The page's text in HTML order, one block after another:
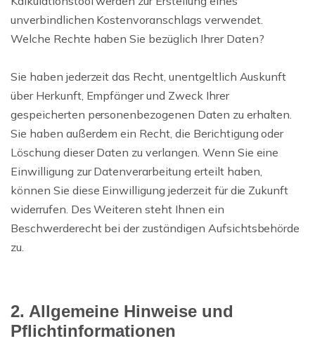
unverbindlichen Kostenvoranschlags verwendet.
Welche Rechte haben Sie bezüglich Ihrer Daten?
Sie haben jederzeit das Recht, unentgeltlich Auskunft
über Herkunft, Empfänger und Zweck Ihrer
gespeicherten personenbezogenen Daten zu erhalten.
Sie haben außerdem ein Recht, die Berichtigung oder
Löschung dieser Daten zu verlangen. Wenn Sie eine
Einwilligung zur Datenverarbeitung erteilt haben,
können Sie diese Einwilligung jederzeit für die Zukunft
widerrufen. Des Weiteren steht Ihnen ein
Beschwerderecht bei der zuständigen Aufsichtsbehörde
zu.
2. Allgemeine Hinweise und
Pflichtinformationen